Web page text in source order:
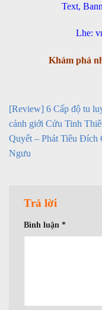
Text,
Lhe:
Khám phá
[Review] 6 Cấp độ tu
cảnh giới Cửu Tinh
Quyết – Phát Tiêu Đích
Ngưu
Trả lời
Bình luận *